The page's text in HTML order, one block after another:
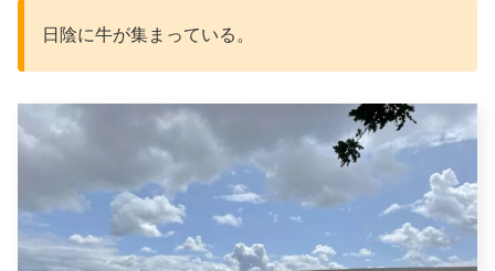
日陰に牛が集まっている。